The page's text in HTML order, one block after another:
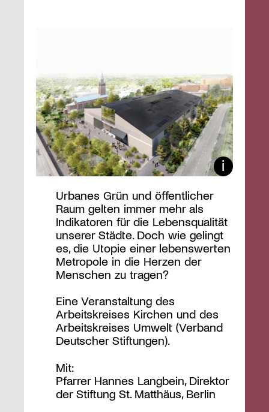
Urbanes Grün und öffentlicher
Raum gelten immer mehr als
Indikatoren für die Lebensqualität
unserer Städte. Doch wie gelingt
es, die Utopie einer lebenswerten
Metropole in die Herzen der
Menschen zu tragen?
Eine Veranstaltung des
Arbeitskreises Kirchen und des
Arbeitskreises Umwelt (Verband
Deutscher Stiftungen).
Mit:
Pfarrer Hannes Langbein, Direktor
der Stiftung St. Matthäus, Berlin